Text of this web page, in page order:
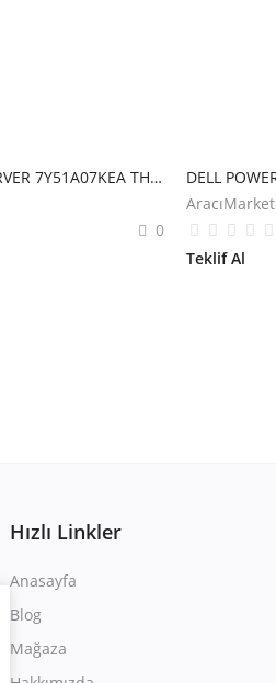
LENOVO SERVER 7Y51A07KEA THINKSYSTEM SR250 INTEL XEON E-2224 4C 3.4GHz 1x16GB 1x450W XCC STD 1U RACK
0
AracıMarket
Teklif Al
Hızlı Linkler
Anasayfa
Blog
Mağaza